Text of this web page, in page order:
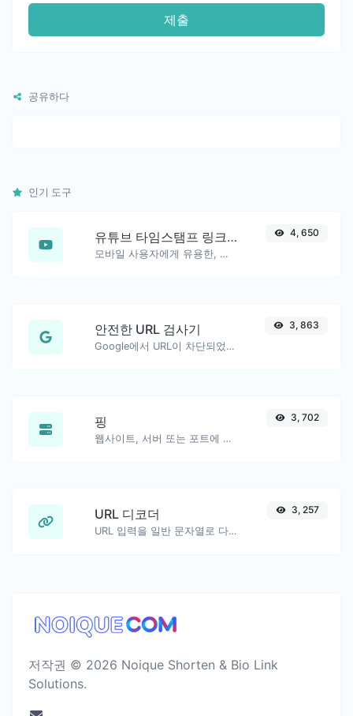
제출
공유하다
인기 도구
유튜브 타임스탬프 링크 생성기
모바일 사용자에게 유용한, 정확한 시작 시간이 포함된 YouTube 링크 생성.
4, 650
안전한 URL 검사기
Google에서 URL이 차단되었는지 안전/위험으로 표시되었는지 확인합니다.
3, 863
핑
웹사이트, 서버 또는 포트에 핑을 보냅니다…
3, 702
URL 디코더
URL 입력을 일반 문자열로 다시 디코딩합니다.
3, 257
저작권 © 2026 Noique Shorten & Bio Link
Solutions.